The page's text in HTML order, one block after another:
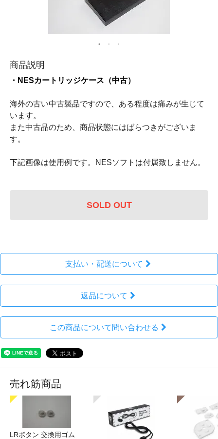
商品説明
・NESカートリッジケース（中古）
海外の古い中古製品ですので、ある程度は痛みが生じて
います。
また中古品のため、商品状態にはばらつきがございま
す。
下記画像は使用例です。NESソフトは付属致しません。
SOLD OUT
支払い・配送について
返品について
この商品について問い合わせる
売れ筋商品
LRボタン 交換用ゴム